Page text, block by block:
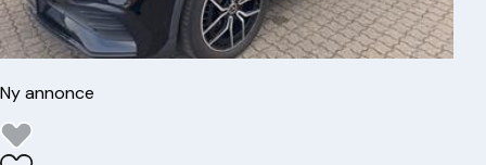
Ny annonce